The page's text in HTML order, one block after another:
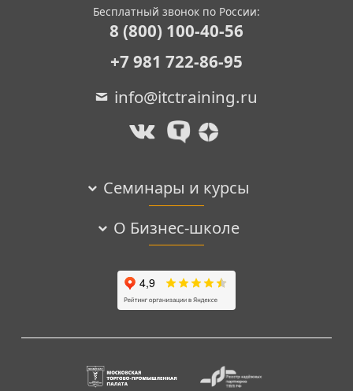
Бесплатный звонок по России:
8 (800) 100-40-56
+7 981 722-86-95
info@itctraining.ru
Семинары и курсы
О Бизнес-школе